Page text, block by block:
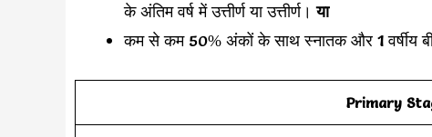
के अंतिम वर्ष में उत्तीर्ण या उत्तीर्ण।या
कम से कम 50% अंकों के साथ स्नातक और 1 वर्षीय
Primary